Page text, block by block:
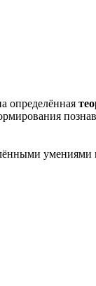
определённая
умениями